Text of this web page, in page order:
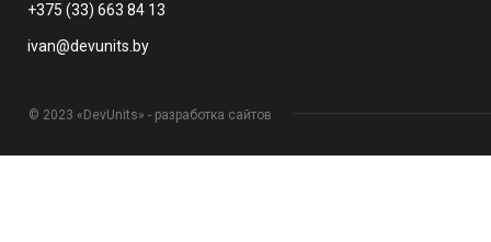
+375 (33) 663 84 13
ivan@devunits.by
© 2023 «DevUnits» - разработка сайтов